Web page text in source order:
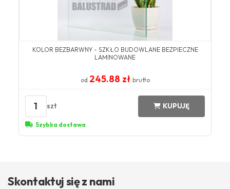
KOLOR BEZBARWNY​ - SZKŁO BUDOWLANE BEZPIECZNE
LAMINOWANE
od 245.88 zł brutto
1 szt KUPUJĘ
Szybka dostawa
Skontaktuj się z nami